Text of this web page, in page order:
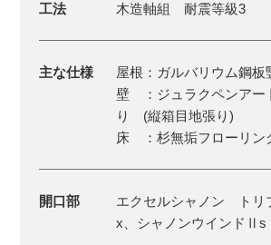
工法 木造軸組 耐震等級3
主な仕様
屋根：ガルバリウム鋼板
壁 ：ジュラクペンアー
り (縦箱目地張り)
床 ：杉無垢フローリン
開口部
エクセルシャノン トリ
x、シャノンウインド